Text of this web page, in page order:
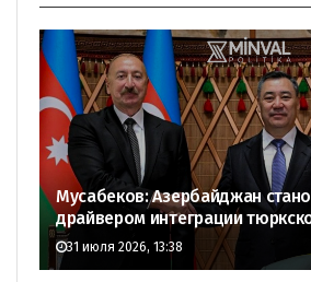
Мусабеков: Азербайджан
драйвером интеграции
31 июля 2026, 13:38